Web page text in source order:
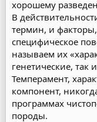
хорошему
В
термин, и
специфическое
называем их
генетические,
Темперамент,
компонент,
программах
породы.